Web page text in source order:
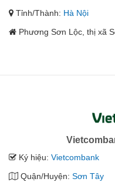
Tỉnh/Thành: Hà Nội
Phương Sơn Lộc, thị xã
Ký hiệu: Vietcombank
Quận/Huyện: Sơn Tây